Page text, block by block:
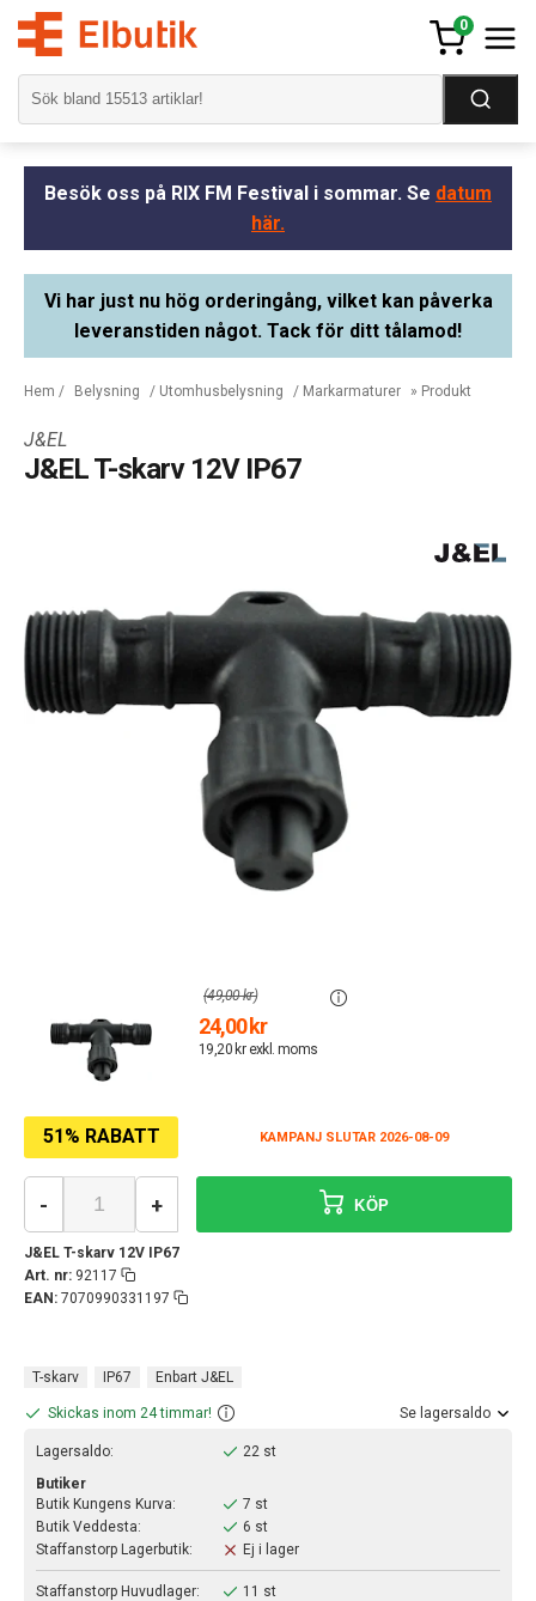
0
Besök oss på RIX FM Festival i sommar. Se datum
här.
Vi har just nu hög orderingång, vilket kan påverka
leveranstiden något. Tack för ditt tålamod!
Hem / Belysning / Utomhusbelysning / Markarmaturer » Produkt
J&EL
J&EL T-skarv 12V IP67
51% RABATT KAMPANJ SLUTAR 2026-08-09
24,00 kr
19,20 kr exkl. moms
(49,00 kr)
J&EL T-skarv 12V IP67
Art. nr: 92117
EAN: 7070990331197
- + KÖP
T-skarv IP67 Enbart J&EL
Skickas inom 24 timmar! Se lagersaldo
Lagersaldo:
22 st
Butiker
Butik Kungens Kurva:
7 st
Butik Veddesta:
6 st
Staffanstorp Lagerbutik:
Ej i lager
Staffanstorp Huvudlager:
11 st